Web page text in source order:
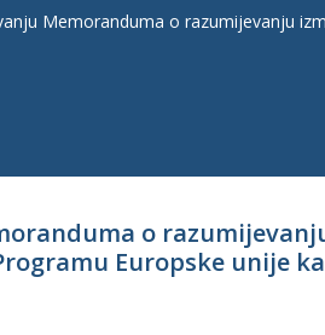
Memoranduma o razumijevanju
o
Europske unije